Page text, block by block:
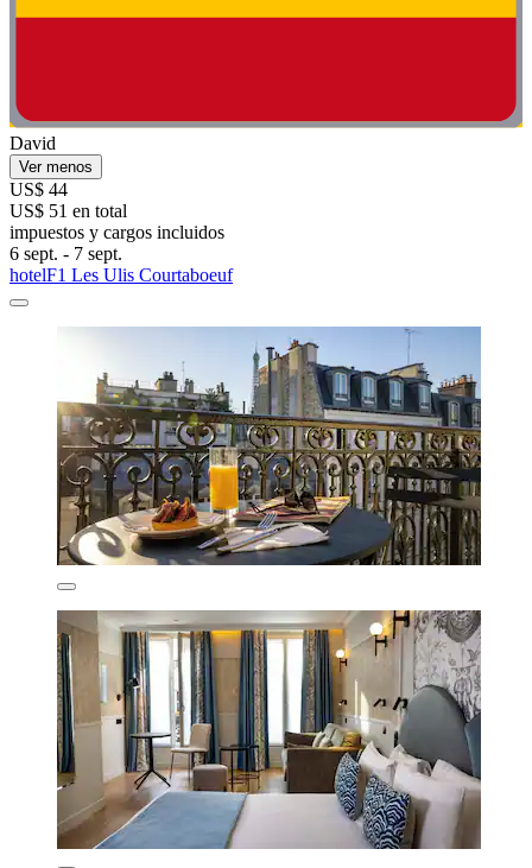
David
Ver menos
US$ 44
US$ 51 en total
impuestos y cargos incluidos
6 sept. - 7 sept.
hotelF1 Les Ulis Courtaboeuf